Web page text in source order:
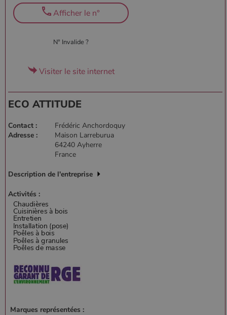
N° Invalide ?
Afficher le n°
Visiter le site internet
ECO ATTITUDE
Contact :
Frédéric Anchordoquy
Adresse :
Maison Larreburua
64240 Ayherre
France
Description de l'entreprise
Activités :
Marques représentées :